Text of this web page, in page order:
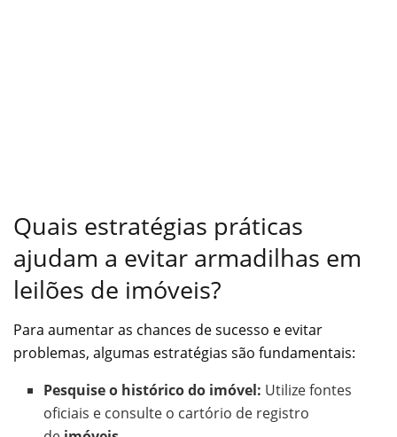
Quais estratégias práticas
ajudam a evitar armadilhas em
leilões de imóveis?
Para aumentar as chances de sucesso e evitar
problemas, algumas estratégias são fundamentais:
Pesquise o histórico do imóvel: Utilize fontes
oficiais e consulte o cartório de registro